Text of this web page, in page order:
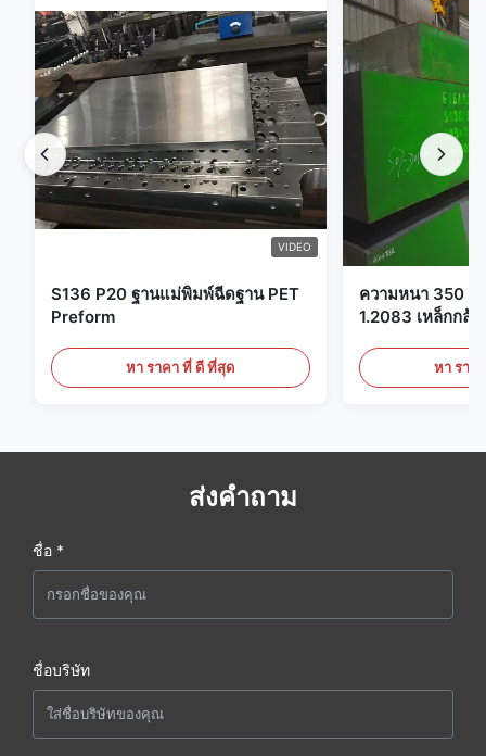
VIDEO
S136 P20 ฐานแม่พิมพ์ฉีดฐาน PET
Preform
หา ราคา ที่ ดี ที่สุด
ความหนา 350 ม
1.2083 เหล็กกล้
หา ราค
ส่งคำถาม
ชื่อ *
ชื่อบริษัท